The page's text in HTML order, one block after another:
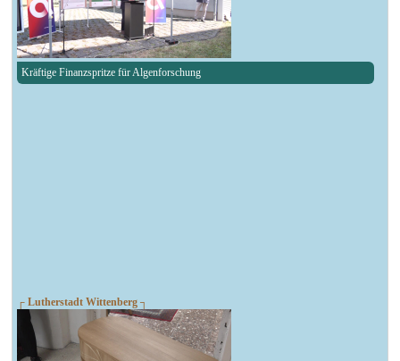
Kräftige Finanzspritze für Algenforschung
┌ Lutherstadt Wittenberg ┐